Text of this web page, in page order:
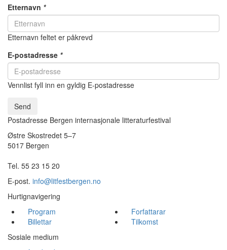
Etternavn *
Etternavn feltet er påkrevd
E-postadresse *
Vennlist fyll inn en gyldig E-postadresse
Send
Postadresse Bergen internasjonale litteraturfestival
Østre Skostredet 5–7
5017 Bergen
Tel. 55 23 15 20
E-post. info@litfestbergen.no
Hurtignavigering
Program
Forfattarar
Billettar
Tilkomst
Sosiale medium